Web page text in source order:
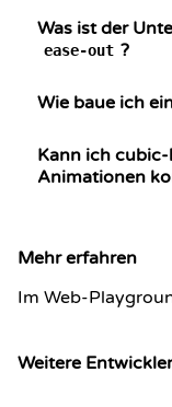
Was ist der
ease-out ?
Wie baue ich
Kann ich
Animationen
Mehr erfahren
Im Web-
Weitere